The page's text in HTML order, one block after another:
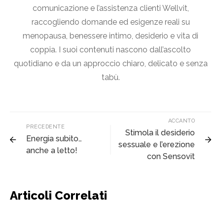
comunicazione e l’assistenza clienti Wellvit,
raccogliendo domande ed esigenze reali su
menopausa, benessere intimo, desiderio e vita di
coppia. I suoi contenuti nascono dall’ascolto
quotidiano e da un approccio chiaro, delicato e senza
tabù.
PRECEDENTE
Energia subito…
anche a letto!
ACCANTO
Stimola il desiderio
sessuale e l’erezione
con Sensovit
Articoli Correlati